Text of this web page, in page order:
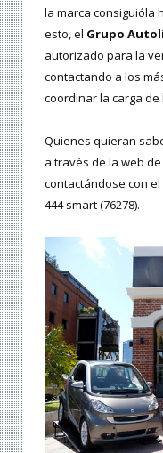
la marca consiguióla
esto, el Grupo
autorizado para la
contactando a los
coordinar la carga
Quienes quieran
a través de la web
contactándose con el
444 smart (76278).